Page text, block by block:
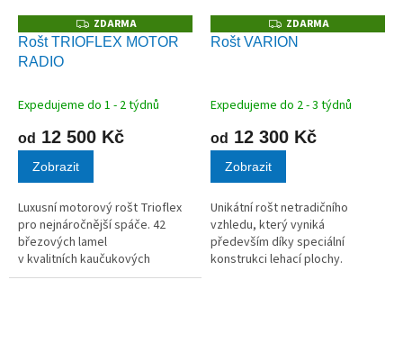
Z
D
A
ZDARMA
Rošt TRIOFLEX MOTOR
RADIO
Expedujeme do 1 - 2 týdnů
od 12 500 Kč
Zobrazit
Luxusní motorový rošt Trioflex
pro nejnáročnější spáče. 42
březových lamel
v kvalitních kaučukových
pouzdrech.
Z
D
A
ZDARMA
Rošt VARION
Expedujeme do 2 - 3 týdnů
od 12 300 Kč
Zobrazit
Unikátní rošt netradičního
vzhledu, který vyniká
především díky speciální
konstrukci lehací plochy.